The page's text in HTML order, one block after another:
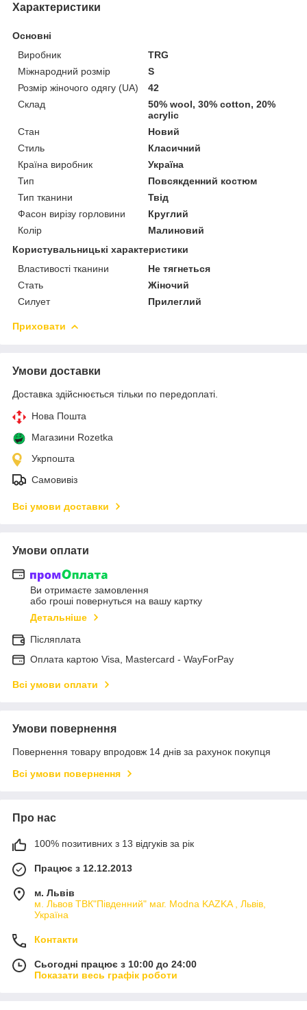
Характеристики
Основні
Виробник
TRG
Міжнародний розмір
S
Розмір жіночого одягу (UA)
42
Склад
50% wool, 30% cotton, 20%
acrylic
Стан
Новий
Стиль
Класичний
Країна виробник
Україна
Тип
Повсякденний костюм
Тип тканини
Твід
Фасон вирізу горловини
Круглий
Колір
Малиновий
Користувальницькі характеристики
Властивості тканини
Не тягнеться
Стать
Жіночий
Силует
Прилеглий
Приховати
Умови доставки
Доставка здійснюється тільки по передоплаті.
Нова Пошта
Магазини Rozetka
Укрпошта
Самовивіз
Всі умови доставки
Умови оплати
Ви отримаєте замовлення
або гроші повернуться на вашу картку
Детальніше
Післяплата
Оплата картою Visa, Mastercard - WayForPay
Всі умови оплати
Умови повернення
Повернення товару впродовж 14 днів за рахунок покупця
Всі умови повернення
Про нас
100% позитивних з 13 відгуків за рік
Працює з 12.12.2013
м. Львів
м. Львов ТВК"Південний" маг. Modna KAZKA , Львів,
Україна
Контакти
Сьогодні працює з 10:00 до 24:00
Показати весь графік роботи